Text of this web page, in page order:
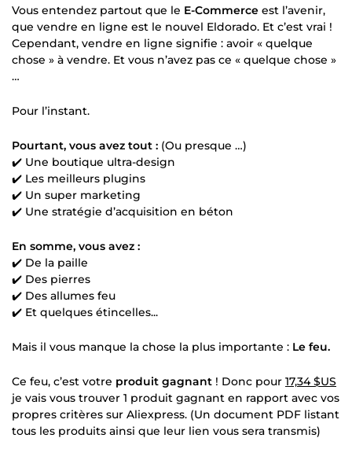
Vous entendez partout que le E-Commerce est l’avenir,
que vendre en ligne est le nouvel Eldorado. Et c’est vrai !
Cependant, vendre en ligne signifie : avoir « quelque
chose » à vendre. Et vous n’avez pas ce « quelque chose »
…
Pour l’instant.
Pourtant, vous avez tout : (Ou presque …)
✔️ Une boutique ultra-design
✔️ Les meilleurs plugins
✔️ Un super marketing
✔️ Une stratégie d’acquisition en béton
En somme, vous avez :
✔️ De la paille
✔️ Des pierres
✔️ Des allumes feu
✔️ Et quelques étincelles...
Mais il vous manque la chose la plus importante : Le feu.
Ce feu, c’est votre produit gagnant ! Donc pour 17,34 $US
je vais vous trouver 1 produit gagnant en rapport avec vos
propres critères sur Aliexpress. (Un document PDF listant
tous les produits ainsi que leur lien vous sera transmis)